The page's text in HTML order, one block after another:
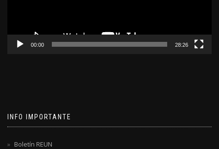
00:00 28:26
INFO IMPORTANTE
Boletín REUN